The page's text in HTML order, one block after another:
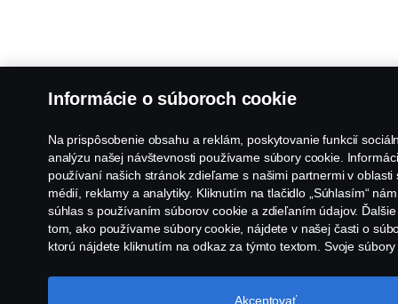
Informácie o súboroch cookie
Na prispôsobenie obsahu a reklám, poskytovanie funkcií
analýzu našej návštevnosti používame súbory cookie.
používaní našich stránok zdieľame s našimi partnermi v oblasti
médií, reklamy a analytiky. Kliknutím na tlačidlo „Súhlasím“
súhlas s používaním súborov cookie a zdieľaním údajov.
tom, ako používame súbory cookie, nájdete v našej časti o
ktorú nájdete kliknutím na odkaz za týmto textom. Svoje
cookie spoločnosti Scania
Akceptovať